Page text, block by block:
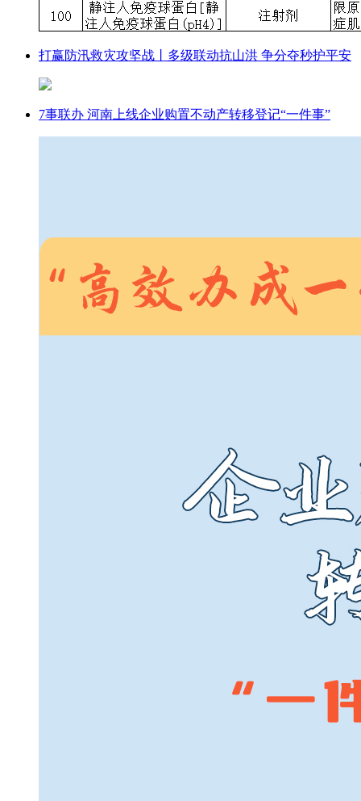
打赢防汛救灾攻坚战丨多级联动抗山洪 争分夺秒护平安
7事联办 河南上线企业购置不动产转移登记“一件事”